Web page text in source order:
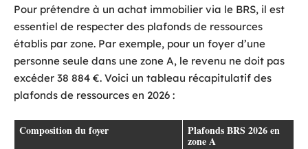
Pour prétendre à un achat immobilier via le BRS, il est
essentiel de respecter des plafonds de ressources
établis par zone. Par exemple, pour un foyer d’une
personne seule dans une zone A, le revenu ne doit pas
excéder 38 884 €. Voici un tableau récapitulatif des
plafonds de ressources en 2026 :
Composition du foyer Plafonds BRS 2026 en
zone A